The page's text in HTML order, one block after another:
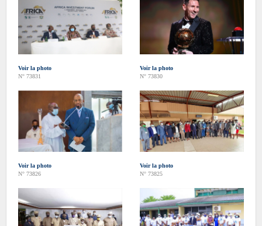
Voir la photo
N° 73831
Voir la photo
N° 73830
Voir la photo
N° 73826
Voir la photo
N° 73825